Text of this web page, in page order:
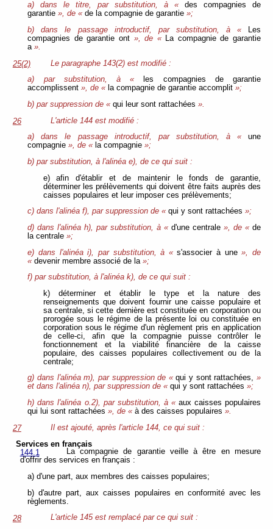
a) dans le titre, par substitution, à «des compagnies de
garantie », de «de la compagnie de garantie »;
b) dans le passage introductif, par substitution, à «
Les
compagnies de garantie ont », de « La compagnie de garantie
a».
25(2)
Le paragraphe 143(2) est modifié :
a) par substitution, à «
les compagnies de garantie
accomplissent », de « la compagnie de garantie accomplit »;
b) par suppression de «qui leur sont rattachées ».
26
L'article 144 est modifié :
a) dans le passage introductif, par substitution, à « une
compagnie », de « la compagnie »;
b) par substitution, à l'alinéa e), de ce qui suit :
e) afin d'établir et de maintenir le fonds de garantie,
déterminer les prélèvements qui doivent être faits auprès des
caisses populaires et leur imposer ces prélèvements;
c) dans l'alinéa f), par suppression de «qui y sont rattachées »;
d) dans l'alinéa h), par substitution, à «d'une centrale », de «de
la centrale »;
e) dans l'alinéa i), par substitution, à «s'associer à une», de
«devenir membre associé de la »;
f) par substitution, à l'alinéa k), de ce qui suit :
k) déterminer et établir le type et la nature des
renseignements que doivent fournir une caisse populaire et
sa centrale, si cette dernière est constituée en corporation ou
prorogée sous le régime de la présente loi ou constituée en
corporation sous le régime d'un règlement pris en application
de celle-ci, afin que la compagnie puisse contrôler le
fonctionnement et la viabilité financière de la caisse
populaire, des caisses populaires collectivement ou de la
centrale;
g) dans l'alinéa m), par suppression de «qui y sont rattachées, »
et dans l'alinéa n), par suppression de «qui y sont rattachées »;
h) dans l'alinéa o.2), par substitution, à « aux caisses populaires
qui lui sont rattachées », de «à des caisses populaires ».
27
Il est ajouté, après l'article 144, ce qui suit :
Services en français
144.1
La compagnie de garantie veille à être en mesure
d'offrir des services en français :
a) d'une part, aux membres des caisses populaires;
b) d'autre part, aux caisses populaires en conformité avec les
règlements.
28
L'article 145 est remplacé par ce qui suit :